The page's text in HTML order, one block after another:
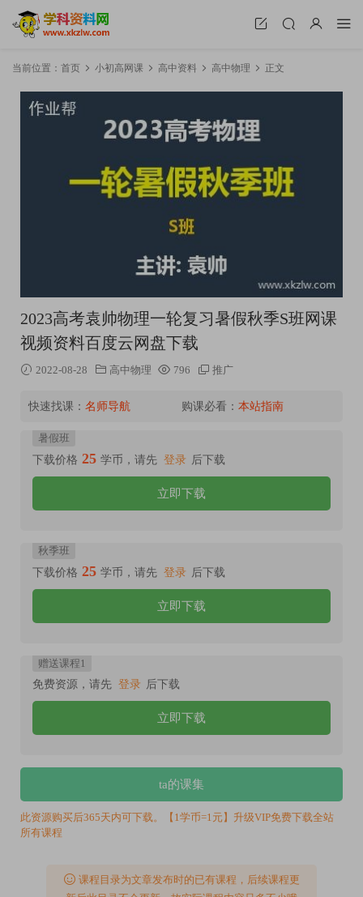
当前位置： 首页 小初高网课 高中资料 高中物理 正文
2023高考袁帅物理一轮复习暑假秋季S班网课
视频资料百度云网盘下载
2022-08-28 高中物理 796 推广
快速找课： 名师导航 购课必看： 本站指南
暑假班
下载价格 25 学币，请先 登录 后下载
立即下载
秋季班
下载价格 25 学币，请先 登录 后下载
立即下载
赠送课程1
免费资源，请先 登录 后下载
立即下载
ta的课集
此资源购买后365天内可下载。【1学币=1元】升级VIP免费下载全站
所有课程
课程目录为文章发布时的已有课程，后续课程更